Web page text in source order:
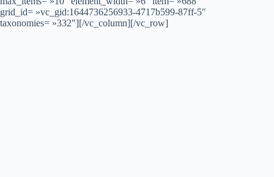
grid_id= »vc_gid:1644736256933-4717b599-87ff-5″
taxonomies= »332″][/vc_column][/vc_row]